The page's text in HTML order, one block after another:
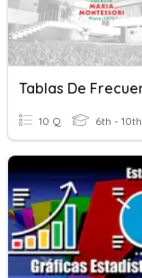
10 Q 6th - 10th